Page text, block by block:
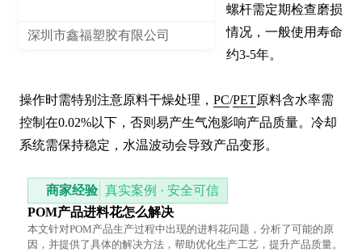
深圳市鑫福塑胶有限公司
螺杆需定期检查磨损
情况，一般使用寿命
约3-5年。
操作时需特别注意原料干燥处理， PC/PET原料含水率需
控制在0.02%以下，否则易产生气泡影响产品质量。冷却
系统需保持稳定，水温波动会导致产品变形。
商家经验 真实案例 · 安全可信
POM产品进料花怎么解决
本文针对POM产品生产过程中出现的进料花问题，分析了可能的原
因，并提供了具体的解决方法，帮助优化生产工艺，提升产品质量。